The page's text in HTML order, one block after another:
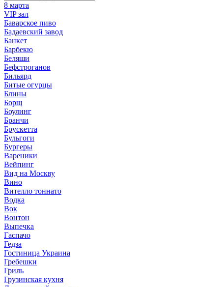
8 марта
VIP зал
Баварское пиво
Бадаевский завод
Банкет
Барбекю
Беляши
Бефстроганов
Бильярд
Битые огурцы
Блины
Борщ
Боулинг
Бранчи
Брускетта
Бульгоги
Бургеры
Вареники
Вейпинг
Вид на Москву
Вино
Вителло тоннато
Водка
Вок
Вонтон
Выпечка
Гаспачо
Гедза
Гостиница Украина
Гребешки
Гриль
Грузинская кухня